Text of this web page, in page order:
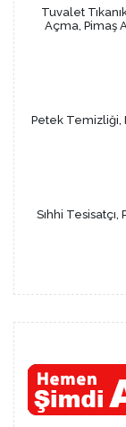
Tuvalet
Açma, Pimaş
Petek Temizliği,
Sıhhi